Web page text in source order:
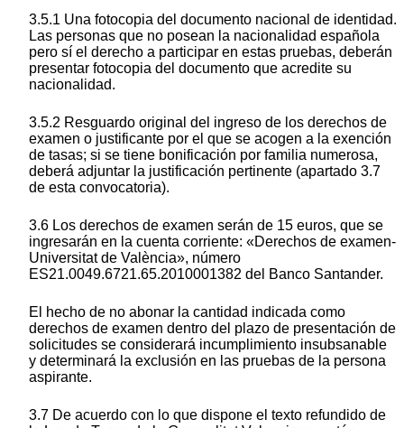
3.5.1 Una fotocopia del documento nacional de identidad.
Las personas que no posean la nacionalidad española
pero sí el derecho a participar en estas pruebas, deberán
presentar fotocopia del documento que acredite su
nacionalidad.
3.5.2 Resguardo original del ingreso de los derechos de
examen o justificante por el que se acogen a la exención
de tasas; si se tiene bonificación por familia numerosa,
deberá adjuntar la justificación pertinente (apartado 3.7
de esta convocatoria).
3.6 Los derechos de examen serán de 15 euros, que se
ingresarán en la cuenta corriente: «Derechos de examen-
Universitat de València», número
ES21.0049.6721.65.2010001382 del Banco Santander.
El hecho de no abonar la cantidad indicada como
derechos de examen dentro del plazo de presentación de
solicitudes se considerará incumplimiento insubsanable
y determinará la exclusión en las pruebas de la persona
aspirante.
3.7 De acuerdo con lo que dispone el texto refundido de